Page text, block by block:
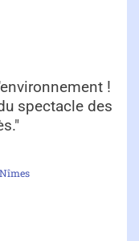
!
spectacle des